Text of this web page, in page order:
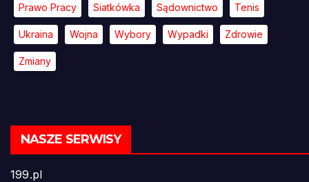
Prawo Pracy Siatkówka Sądownictwo Tenis
Ukraina Wojna Wybory Wypadki Zdrowie
Zmiany
NASZE SERWISY
199.pl